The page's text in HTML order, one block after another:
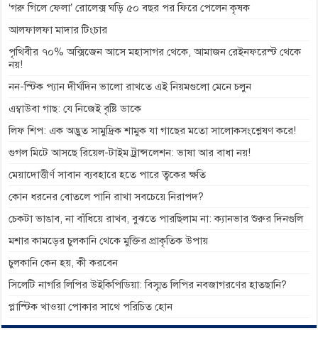
r
‘গরু গিলে ফেলা’ রোলেক্স ঘড়ি ৫০ বছর পর ফিরে পেলেন কৃষক
আলফালফা মাদার টিংচার
পৃথিবীর ৭০% অক্সিজেন আসে মহাসাগর থেকে, আমাজন রেইনফরেস্ট থেকে
নয়!
নন-স্টিক প্যান দীর্ঘদিন ভালো রাখতে এই নিয়মগুলো মেনে চলুন
এম্বাউবা গাছ: যে নিজেই বৃষ্টি ডাকে
লিফ শিপ: এক অদ্ভুত সামুদ্রিক শামুক যা গাছের মতো সালোকসংশ্লেষণ করে!
গুগল মিটে আসছে রিয়েল-টাইম ট্রান্সলেশন: ভাষা আর বাধা নয়!
মেয়াদোত্তীর্ণ সাবান ব্যবহারে হতে পারে ত্বকের ক্ষতি
কোন ধরনের বোতলে পানি রাখা সবচেয়ে নিরাপদ?
চেকটা ভাঙাব, না বাঁধিয়ে রাখব, বুঝতে পারছিলাম না: ক্যানভার শুরুর দিনগুলি
মশার কামড়ের চুলকানি থেকে মুক্তির প্রাকৃতিক উপায়
চুলকানি কেন হয়, কী করবেন
সিলেটি নাগরি লিপির উইকিপিডিয়া: বিস্মৃত লিপির নবজাগরণের হাতছানি?
প্লাস্টিক খাওয়া পোকার সাথে পরিচিত হোন